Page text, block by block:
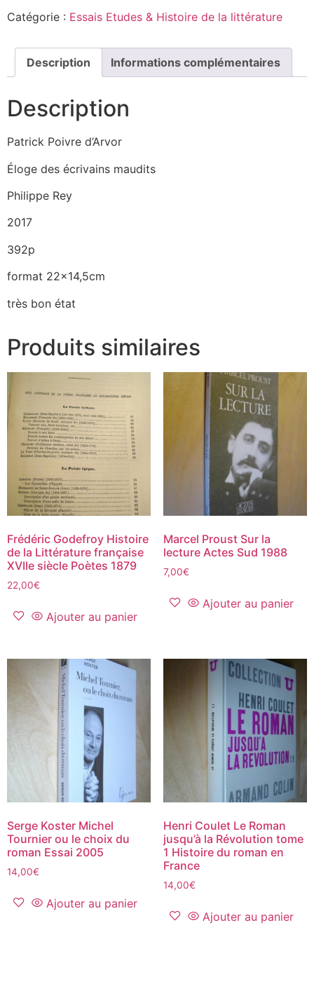
Catégorie : Essais Etudes & Histoire de la littérature
Description Informations complémentaires
Description
Patrick Poivre d’Arvor
Éloge des écrivains maudits
Philippe Rey
2017
392p
format 22×14,5cm
très bon état
Produits similaires
Frédéric Godefroy Histoire
de la Littérature française
XVIIe siècle Poètes 1879
22,00€
Ajouter au panier
Marcel Proust Sur la
lecture Actes Sud 1988
7,00€
Ajouter au panier
Serge Koster Michel
Tournier ou le choix du
roman Essai 2005
14,00€
Ajouter au panier
Henri Coulet Le Roman
jusqu’à la Révolution tome
1 Histoire du roman en
France
14,00€
Ajouter au panier